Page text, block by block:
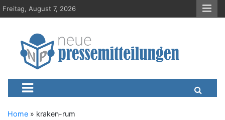
S
k
Freitag, August 7, 2026
Neue-
Presseportal, Nachrichten, News, Meldungen, Wirtschaft
Home » kraken-rum